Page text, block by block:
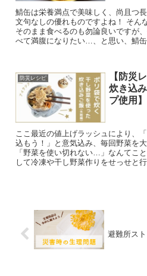
鯖缶は栄養満点で美味しく、尚且つ
文句なしの優れものですよね！ そん
そのまま食べるのも勿論良いですが
べて満腹になりたい…、と思い、鯖
防災レシピ
【防災
炊き込
プ使用】
ここ最近の値上げラッシュにより、
込もう！」と意気込み、毎回野菜を
「野菜を使い切れない…」なんてこ
して冷凍や干し野菜作りをせっせと
避難所ス